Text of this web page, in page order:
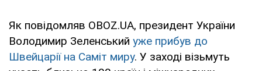
Як повідомляв OBOZ.UA, президент України
Володимир Зеленський уже прибув до
Швейцарії на Саміт миру. У заході візьмуть